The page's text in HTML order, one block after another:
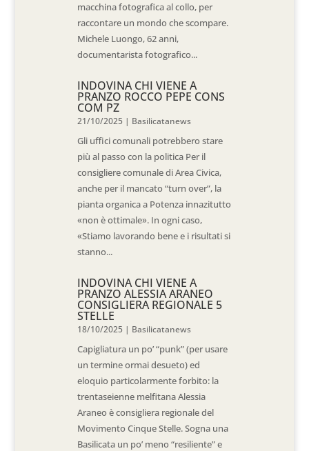
macchina fotografica al collo, per
raccontare un mondo che scompare.
Michele Luongo, 62 anni,
documentarista fotografico...
INDOVINA CHI VIENE A
PRANZO ROCCO PEPE CONS
COM PZ
21/10/2025 | Basilicatanews
Gli uffici comunali potrebbero stare
più al passo con la politica Per il
consigliere comunale di Area Civica,
anche per il mancato “turn over”, la
pianta organica a Potenza innazitutto
«non è ottimale». In ogni caso,
«Stiamo lavorando bene e i risultati si
stanno...
INDOVINA CHI VIENE A
PRANZO ALESSIA ARANEO
CONSIGLIERA REGIONALE 5
STELLE
18/10/2025 | Basilicatanews
Capigliatura un po’ “punk” (per usare
un termine ormai desueto) ed
eloquio particolarmente forbito: la
trentaseienne melfitana Alessia
Araneo è consigliera regionale del
Movimento Cinque Stelle. Sogna una
Basilicata un po’ meno “resiliente” e